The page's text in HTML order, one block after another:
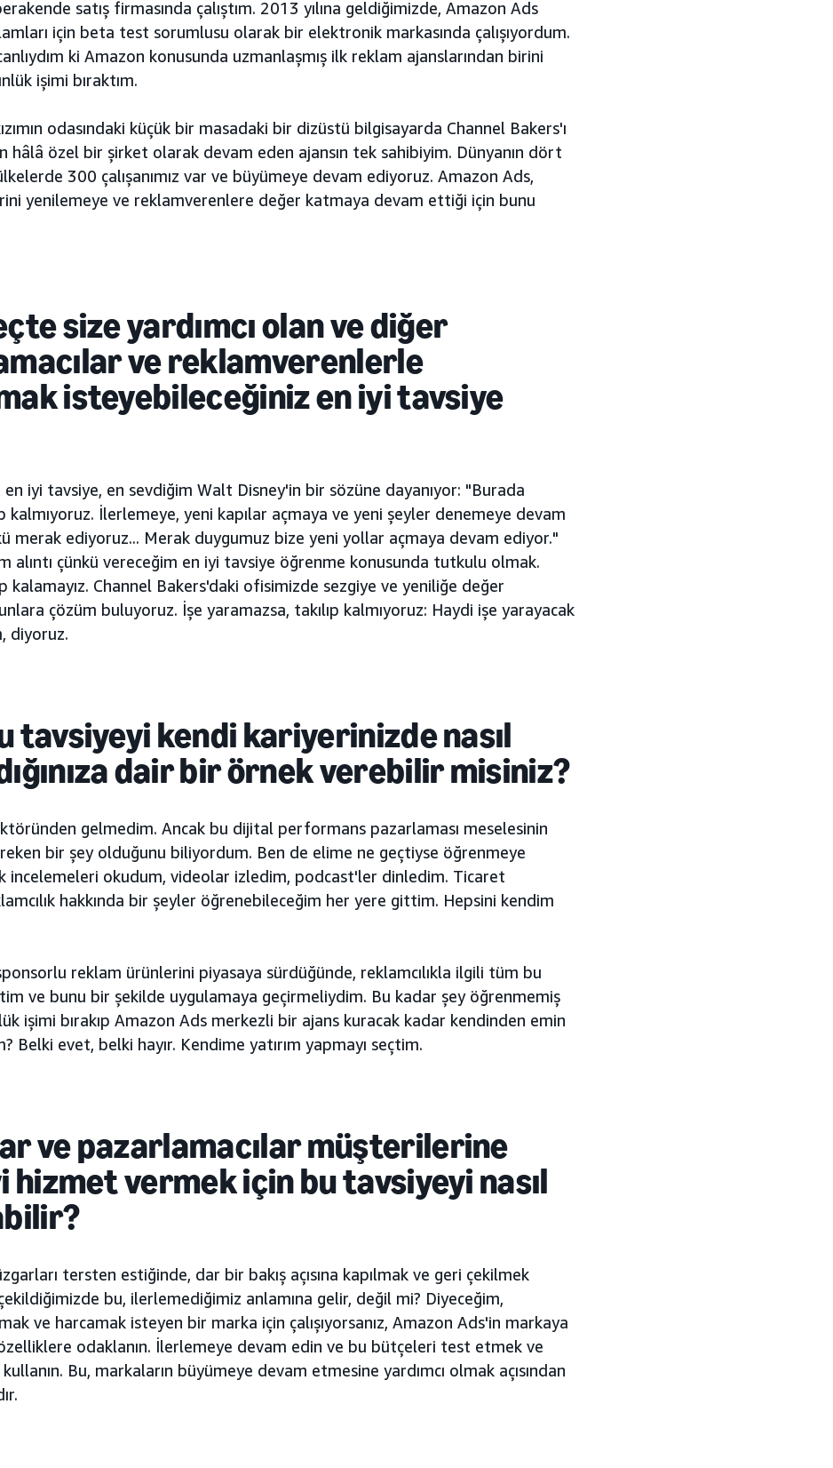
satış firmasında çalıştım. 2013 yılına geldiğimizde, Amazon Ads
için beta test sorumlusu olarak bir elektronik markasında çalışıyordum.
ki Amazon konusunda uzmanlaşmış ilk reklam ajanslarından birini
işimi bıraktım.
odasındaki küçük bir masadaki bir dizüstü bilgisayarda Channel Bakers'ı
hâlâ özel bir şirket olarak devam eden ajansın tek sahibiyim. Dünyanın dört
300 çalışanımız var ve büyümeye devam ediyoruz. Amazon Ads,
yenilemeye ve reklamverenlere değer katmaya devam ettiği için bunu
size yardımcı olan ve diğer
ve reklamverenlerle
isteyebileceğiniz en iyi tavsiye
iyi tavsiye, en sevdiğim Walt Disney'in bir sözüne dayanıyor: "Burada
kalmıyoruz. İlerlemeye, yeni kapılar açmaya ve yeni şeyler denemeye devam
merak ediyoruz... Merak duygumuz bize yeni yollar açmaya devam ediyor."
alıntı çünkü vereceğim en iyi tavsiye öğrenme konusunda tutkulu olmak.
kalamayız. Channel Bakers'daki ofisimizde sezgiye ve yeniliğe değer
çözüm buluyoruz. İşe yaramazsa, takılıp kalmıyoruz: Haydi işe yarayacak
diyoruz.
tavsiyeyi kendi kariyerinizde nasıl
dair bir örnek verebilir misiniz?
gelmedim. Ancak bu dijital performans pazarlaması meselesinin
bir şey olduğunu biliyordum. Ben de elime ne geçtiyse öğrenmeye
incelemeleri okudum, videolar izledim, podcast'ler dinledim. Ticaret
hakkında bir şeyler öğrenebileceğim her yere gittim. Hepsini kendim
reklam ürünlerini piyasaya sürdüğünde, reklamcılıkla ilgili tüm bu
ve bunu bir şekilde uygulamaya geçirmeliydim. Bu kadar şey öğrenmemiş
işimi bırakıp Amazon Ads merkezli bir ajans kuracak kadar kendinden emin
Belki evet, belki hayır. Kendime yatırım yapmayı seçtim.
ve pazarlamacılar müşterilerine
hizmet vermek için bu tavsiyeyi nasıl
tersten estiğinde, dar bir bakış açısına kapılmak ve geri çekilmek
bu, ilerlemediğimiz anlamına gelir, değil mi? Diyeceğim,
ve harcamak isteyen bir marka için çalışıyorsanız, Amazon Ads'in markaya
odaklanın. İlerlemeye devam edin ve bu bütçeleri test etmek ve
Bu, markaların büyümeye devam etmesine yardımcı olmak açısından